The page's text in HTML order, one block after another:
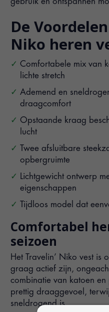
De
Niko heren
Comfortabele mix van
lichte stretch
Ademend en
draagcomfort
Opstaande kraag
lucht
Twee afsluitbare
opbergruimte
Lichtgewicht ontwerp
eigenschappen
Tijdloos model dat
Comfortabel
seizoen
Het Travelin’ Niko vest is
graag actief zijn,
combinatie van katoen
prettig draaggevoel,
sneldrogend is.